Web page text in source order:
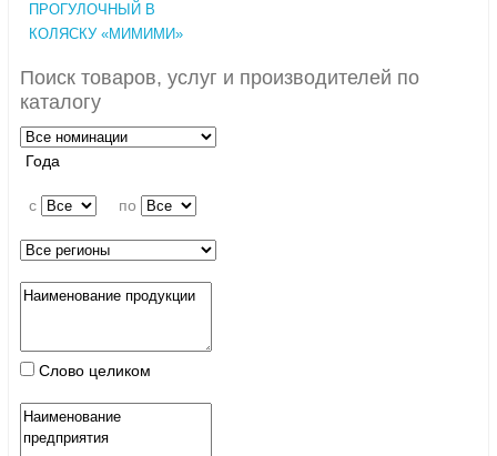
ПРОГУЛОЧНЫЙ В
КОЛЯСКУ «МИМИМИ»
Поиск товаров, услуг и производителей по
каталогу
Года
c по
Слово целиком